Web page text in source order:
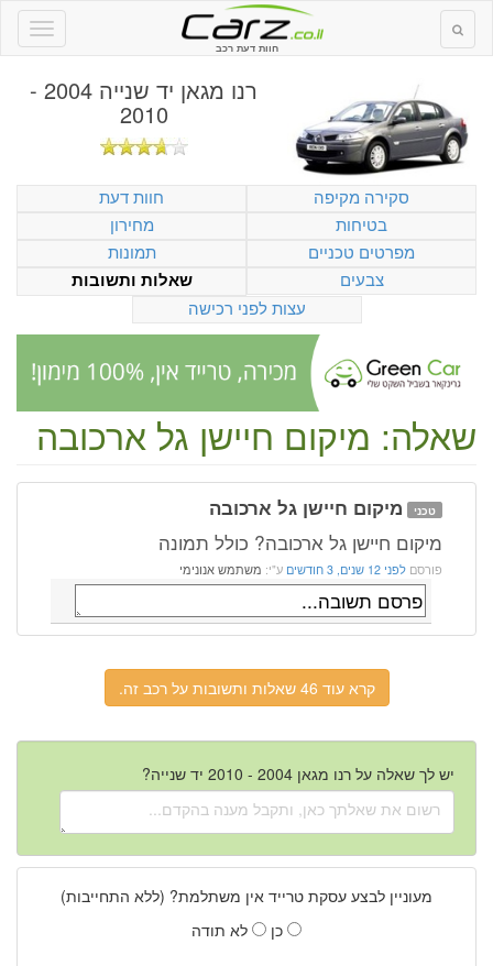
חוות דעת רכב
רנו מגאן יד שנייה 2004 -
2010
סקירה מקיפה
חוות דעת
בטיחות
מחירון
מפרטים טכניים
תמונות
צבעים
שאלות ותשובות
עצות לפני רכישה
שאלה: מיקום חיישן גל ארכובה
טכני מיקום חיישן גל ארכובה
מיקום חיישן גל ארכובה? כולל תמונה
פורסם לפני 12 שנים, 3 חודשים ע"י: משתמש אנונימי
קרא עוד 46 שאלות ותשובות על רכב זה.
יש לך שאלה על רנו מגאן 2004 - 2010 יד שנייה?
מעוניין לבצע עסקת טרייד אין משתלמת? (ללא התחייבות)
כן
לא תודה